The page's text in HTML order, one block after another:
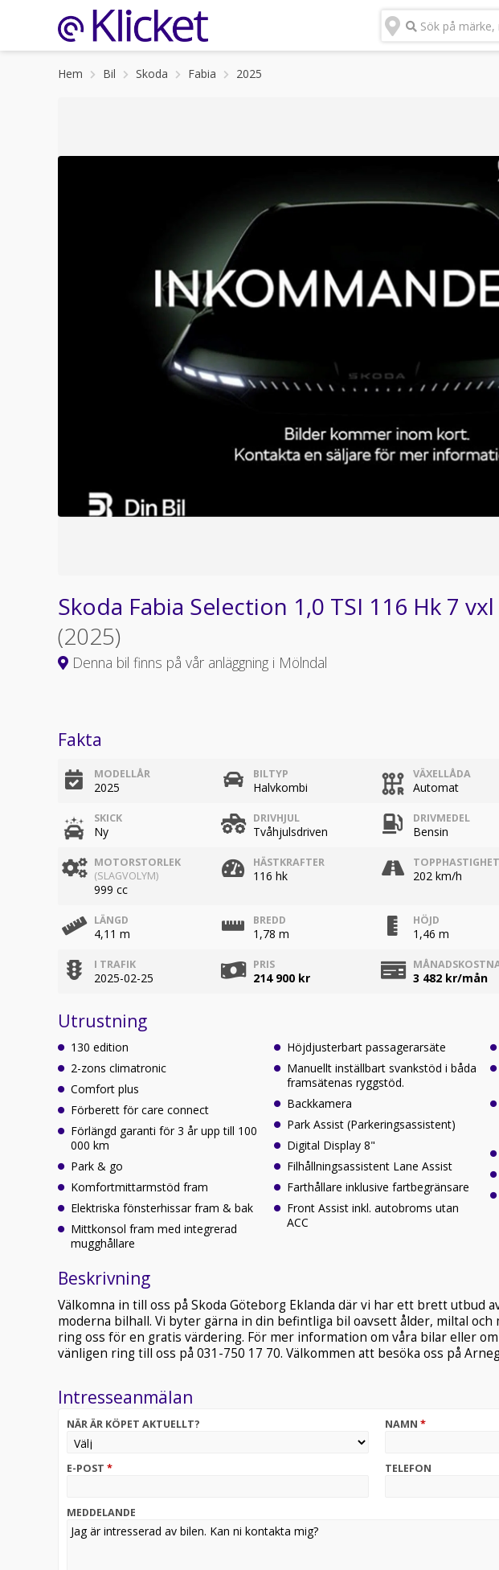
Sök på
Hem Bil Skoda Fabia 2025
Skoda Fabia Selection 1,0 TSI 116 Hk 7 vxl
(2025)
Denna bil finns på vår anläggning i Mölndal
Fakta
MODELLÅR
2025
BILTYP
Halvkombi
VÄXELLÅDA
Automat
SKICK
Ny
DRIVHJUL
Tvåhjulsdriven
DRIVMEDEL
Bensin
MOTORSTORLEK
(SLAGVOLYM)
999 cc
HÄSTKRAFTER
116 hk
TOPPHASTIGHET
202 km/h
LÄNGD
4,11 m
BREDD
1,78 m
HÖJD
1,46 m
I TRAFIK
2025-02-25
PRIS
214 900 kr 3 482kr/mån
Utrustning
130 edition
2-zons climatronic
Comfort plus
Förberett för care connect
Förlängd garanti för 3 år upp till 100
000 km
Park & go
Komfortmittarmstöd fram
Elektriska fönsterhissar fram & bak
Mittkonsol fram med integrerad
mugghållare
Höjdjusterbart passagerarsäte
Manuellt inställbart svankstöd i båda
framsätenas ryggstöd.
Backkamera
Park Assist (Parkeringsassistent)
Digital Display 8"
Filhållningsassistent Lane Assist
Farthållare inklusive fartbegränsare
Front Assist inkl. autobroms utan
ACC
Beskrivning
Välkomna in till oss på Skoda Göteborg Eklanda där vi har ett brett utbud
moderna bilhall. Vi byter gärna in din befintliga bil oavsett ålder, miltal och
ring oss för en gratis värdering. För mer information om våra bilar eller
vänligen ring till oss på 031-750 17 70. Välkommen att besöka oss på
Intresseanmälan
NÄR ÄR KÖPET AKTUELLT? NAMN *
E-POST * TELEFON
MEDDELANDE